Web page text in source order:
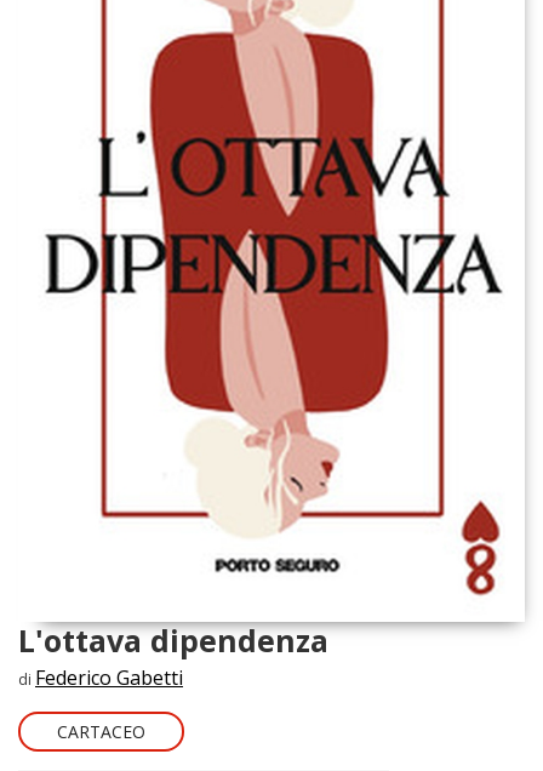
L'ottava dipendenza
di Federico Gabetti
CARTACEO